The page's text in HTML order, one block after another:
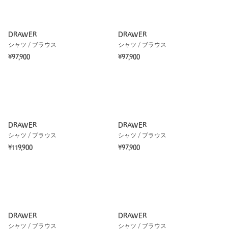
DRAWER
シャツ / ブラウス
¥97,900
DRAWER
シャツ / ブラウス
¥97,900
DRAWER
シャツ / ブラウス
¥119,900
DRAWER
シャツ / ブラウス
¥97,900
DRAWER
シャツ / ブラウス
DRAWER
シャツ / ブラウス